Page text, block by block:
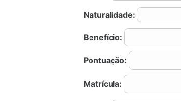
Naturalidade:
Benefício:
Pontuação:
Matrícula: